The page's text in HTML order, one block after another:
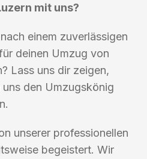
mit uns?
einem zuverlässigen
deinen Umzug von
Lass uns dir zeigen,
den Umzugskönig
unserer professionellen
begeistert. Wir